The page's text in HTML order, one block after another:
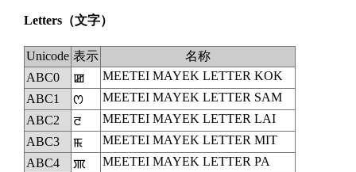
Letters （文字）
Unicode 表示
名称
ABC0
ꯀ
MEETEI MAYEK LETTER KOK
ABC1
ꯁ
MEETEI MAYEK LETTER SAM
ABC2
ꯂ
MEETEI MAYEK LETTER LAI
ABC3
ꯃ
MEETEI MAYEK LETTER MIT
ABC4
ꯄ
MEETEI MAYEK LETTER PA